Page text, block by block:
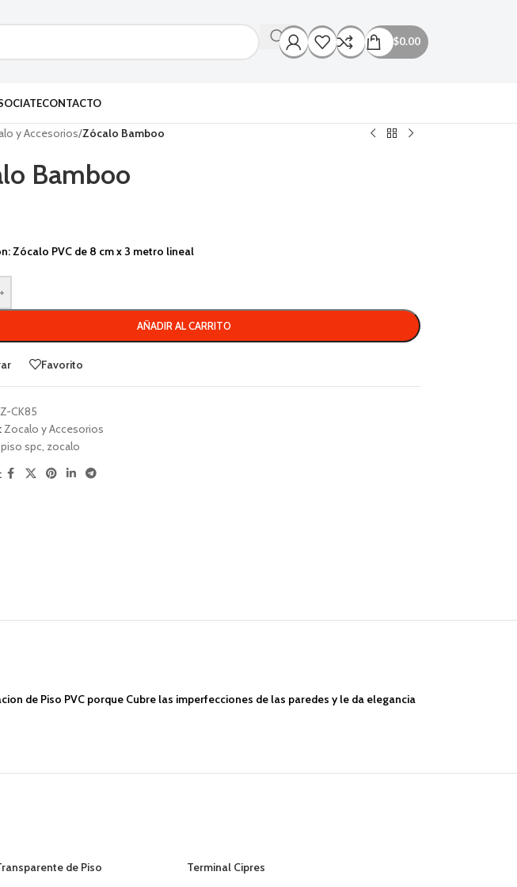
$0.00
CONTACTO
y Accesorios/Zócalo Bamboo
Bamboo
Zócalo PVC de 8 cm x 3 metro lineal
+
AÑADIR AL CARRITO
Favorito
CK85
Zocalo y Accesorios
piso spc, zocalo
de Piso PVC porque Cubre las imperfecciones de las paredes y le da elegancia
de Piso Terminal Cipres